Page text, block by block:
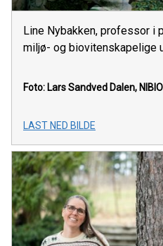
Line Nybakken, professor i
miljø- og biovitenskapelige
Foto: Lars Sandved Dalen, NIBIO
LAST NED BILDE